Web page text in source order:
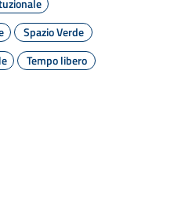
Spazio Verde
Tempo libero